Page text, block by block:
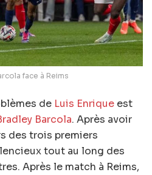
face à Reims
de Luis Enrique est
Barcola. Après avoir
des trois premiers
tout au long des
Après le match à Reims,